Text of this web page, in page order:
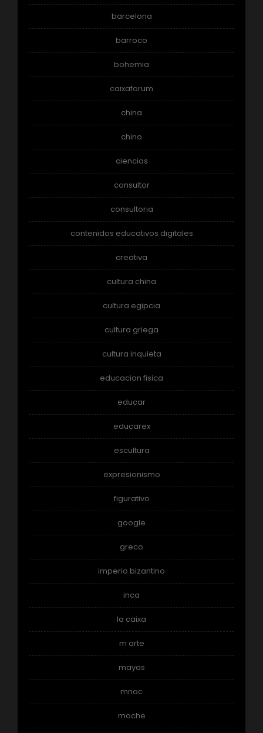
barcelona
barroco
bohemia
caixaforum
china
chino
ciencias
consultor
consultoria
contenidos educativos digitales
creativa
cultura china
cultura egipcia
cultura griega
cultura inquieta
educacion fisica
educar
educarex
escultura
expresionismo
figurativo
google
greco
imperio bizantino
inca
la caixa
m arte
mayas
mnac
moche